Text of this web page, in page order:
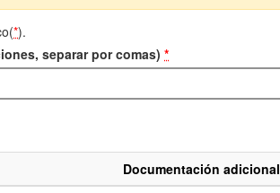
*).
separar por comas) *
Documentación adicional